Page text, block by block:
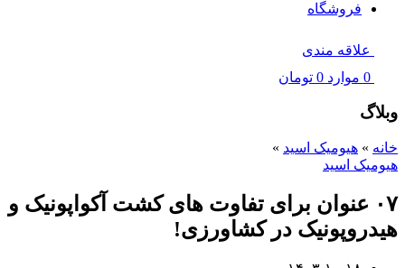
فروشگاه
علاقه مندی
0 موارد 0 تومان
وبلاگ
خانه » هیومیک اسید »
هیومیک اسید
۰۷ عنوان برای تفاوت های کشت آکواپونیک و
هیدروپونیک در کشاورزی!